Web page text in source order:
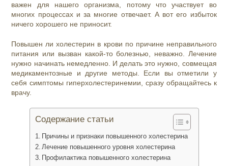
важен для нашего организма, потому что участвует во
многих процессах и за многие отвечает. А вот его избыток
ничего хорошего не приносит.
Повышен ли холестерин в крови по причине неправильного
питания или вызван какой-то болезнью, неважно. Лечение
нужно начинать немедленно. И делать это нужно, совмещая
медикаментозные и другие методы. Если вы отметили у
себя симптомы гиперхолестеринемии, сразу обращайтесь к
врачу.
Содержание статьи
Причины и признаки повышенного холестерина
Лечение повышенного уровня холестерина
Профилактика повышенного холестерина